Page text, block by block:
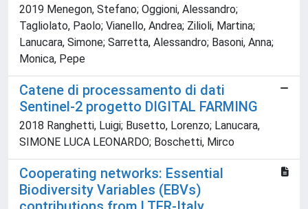
2019 Menegon, Stefano; Oggioni, Alessandro;
Tagliolato, Paolo; Vianello, Andrea; Zilioli, Martina;
Lanucara, Simone; Sarretta, Alessandro; Basoni, Anna;
Monica, Pepe
Catene di processamento di dati
Sentinel-2 progetto DIGITAL FARMING
2018 Ranghetti, Luigi; Busetto, Lorenzo; Lanucara,
SIMONE LUCA LEONARDO; Boschetti, Mirco
Cooperating networks: Essential
Biodiversity Variables (EBVs)